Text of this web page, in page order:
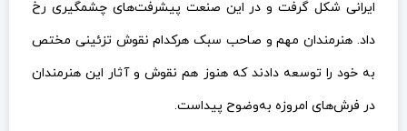
ایرانی شکل گرفت و در این صنعت پیشرفت‌های چشمگیری رخ
داد. هنرمندان مهم و صاحب سبک هرکدام نقوش تزئینی مختص
به خود را توسعه دادند که هنوز هم نقوش و آثار این هنرمندان
در فرش‌های امروزه به‌وضوح پیداست.